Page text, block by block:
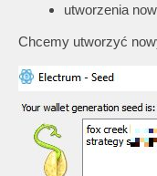
utworzenia
Chcemy utworzyć